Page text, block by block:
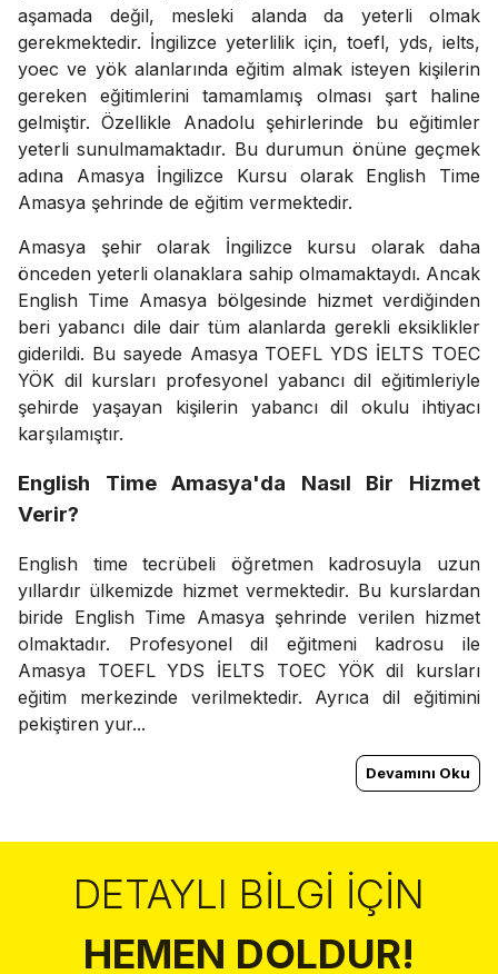
aşamada değil, mesleki alanda da yeterli olmak
gerekmektedir. İngilizce yeterlilik için, toefl, yds, ielts,
yoec ve yök alanlarında eğitim almak isteyen kişilerin
gereken eğitimlerini tamamlamış olması şart haline
gelmiştir. Özellikle Anadolu şehirlerinde bu eğitimler
yeterli sunulmamaktadır. Bu durumun önüne geçmek
adına Amasya İngilizce Kursu olarak English Time
Amasya şehrinde de eğitim vermektedir.
Amasya şehir olarak İngilizce kursu olarak daha
önceden yeterli olanaklara sahip olmamaktaydı. Ancak
English Time Amasya bölgesinde hizmet verdiğinden
beri yabancı dile dair tüm alanlarda gerekli eksiklikler
giderildi. Bu sayede Amasya TOEFL YDS İELTS TOEC
YÖK dil kursları profesyonel yabancı dil eğitimleriyle
şehirde yaşayan kişilerin yabancı dil okulu ihtiyacı
karşılamıştır.
English Time Amasya'da Nasıl Bir Hizmet
Verir?
English time tecrübeli öğretmen kadrosuyla uzun
yıllardır ülkemizde hizmet vermektedir. Bu kurslardan
biride English Time Amasya şehrinde verilen hizmet
olmaktadır. Profesyonel dil eğitmeni kadrosu ile
Amasya TOEFL YDS İELTS TOEC YÖK dil kursları
eğitim merkezinde verilmektedir. Ayrıca dil eğitimini
pekiştiren yur...
Devamını Oku
DETAYLI BILGI İÇIN
HEMEN DOLDUR!